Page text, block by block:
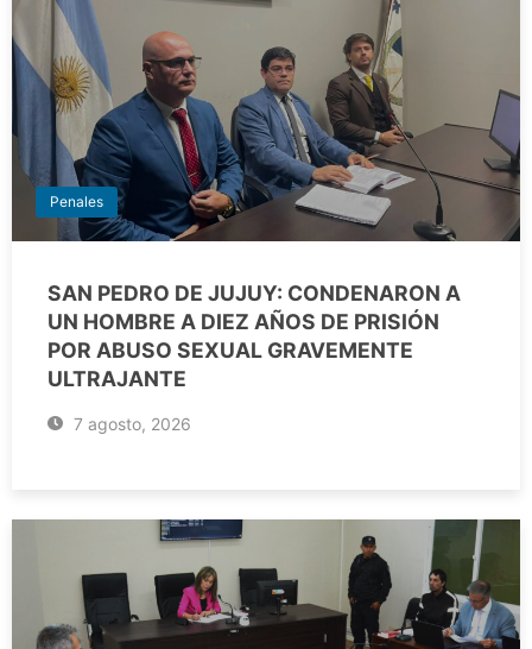
Penales
SAN PEDRO DE JUJUY: CONDENARON A
UN HOMBRE A DIEZ AÑOS DE PRISIÓN
POR ABUSO SEXUAL GRAVEMENTE
ULTRAJANTE
7 agosto, 2026